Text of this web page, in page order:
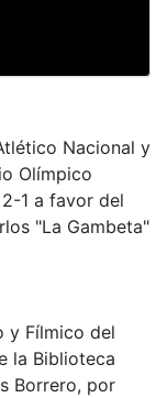
Nacional y
Olímpico
1 a favor del
"La Gambeta"
y Fílmico del
la Biblioteca
Borrero, por